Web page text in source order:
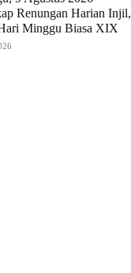
Renungan Harian Injil,
Minggu Biasa XIX